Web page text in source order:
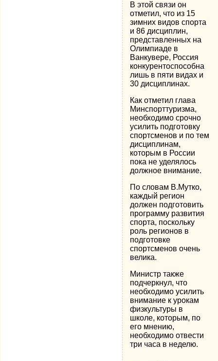
В этой связи он
отметил, что из 15
зимних видов спорта
и 86 дисциплин,
представленных на
Олимпиаде в
Ванкувере, Россия
конкурентоспособна
лишь в пяти видах и
30 дисциплинах.
Как отметил глава
Минспорттуризма,
необходимо срочно
усилить подготовку
спортсменов и по тем
дисциплинам,
которым в России
пока не уделялось
должное внимание.
По словам В.Мутко,
каждый регион
должен подготовить
программу развития
спорта, поскольку
роль регионов в
подготовке
спортсменов очень
велика.
Министр также
подчеркнул, что
необходимо усилить
внимание к урокам
физкультуры в
школе, которым, по
его мнению,
необходимо отвести
три часа в неделю.